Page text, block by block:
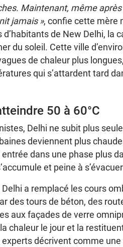
Maintenant, même
jamais », confie cette mère
de New Delhi, la
du soleil. Cette ville
de chaleur plus
qui s’attardent tard
50 à 60°C
Delhi ne subit plus
deviennent plus
dans une phase plus
et peine à
a remplacé les cours
des tours de béton, des
aux façades de verre
chaleur le jour et la
décrivent comme une